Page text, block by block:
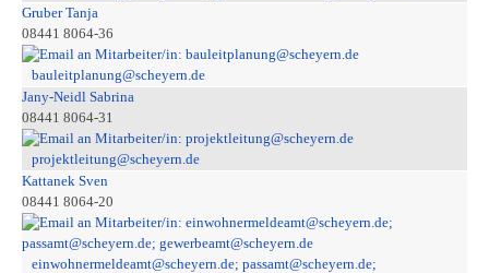
Gruber Tanja
08441 8064-36
bauleitplanung@scheyern.de
Jany-Neidl Sabrina
08441 8064-31
projektleitung@scheyern.de
Kattanek Sven
08441 8064-20
einwohnermeldeamt@scheyern.de; passamt@scheyern.de;